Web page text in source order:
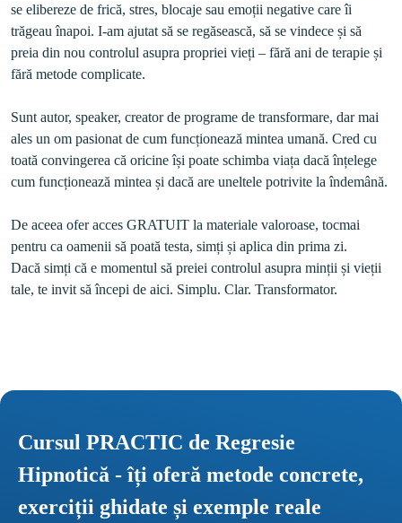
se elibereze de frică, stres, blocaje sau emoții negative care îi
trăgeau înapoi. I-am ajutat să se regăsească, să se vindece și să
preia din nou controlul asupra propriei vieți – fără ani de terapie și
Sunt autor, speaker, creator de programe de transformare, dar mai
ales un om pasionat de cum funcționează mintea umană. Cred cu
toată convingerea că oricine își poate schimba viața dacă înțelege
cum funcționează mintea și dacă are uneltele potrivite la îndemână.
De aceea ofer acces GRATUIT la materiale valoroase, tocmai
pentru ca oamenii să poată testa, simți și aplica din prima zi.
Dacă simți că e momentul să preiei controlul asupra minții și vieții
Cursul PRACTIC de Regresie
Hipnotică - îți oferă metode concrete,
exerciții ghidate și exemple reale